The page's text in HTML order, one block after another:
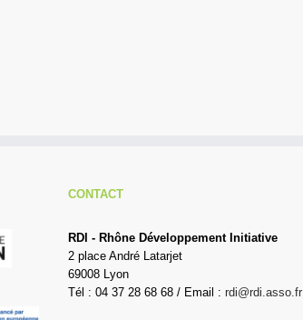
CONTACT
RDI - Rhône Développement Initiative
2 place André Latarjet
69008 Lyon
Tél : 04 37 28 68 68 / Email :rdi@rdi.asso.fr